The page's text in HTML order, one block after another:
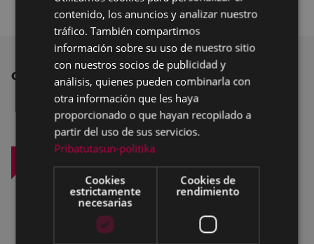
OTRAS NOTICIAS
SPANISH
contenido, los anuncios y analizar nuestro
tráfico. También compartimos
información sobre su uso de nuestro sitio
con nuestros socios de publicidad y
análisis, quienes pueden combinarla con
otra información que les haya
proporcionado o que hayan recopilado a
partir del uso de sus servicios.
Pribatutasun-politika
Cookies
estrictamente
necesarias
Cookies de
rendimiento